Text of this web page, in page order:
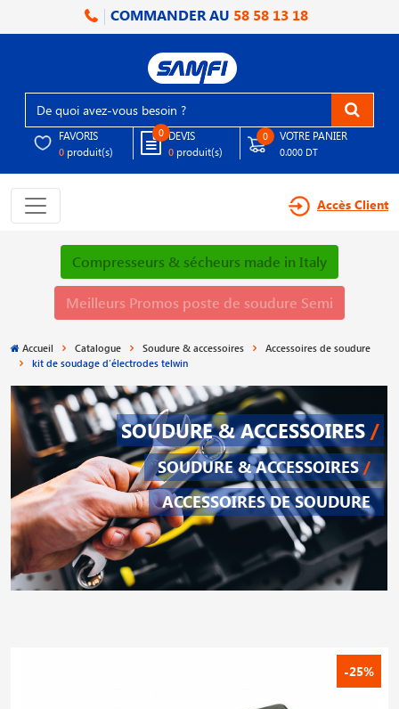
COMMANDER AU 58 58 13 18
FAVORIS
0 produit(s)
0 DEVIS
0 produit(s)
0 VOTRE PANIER
0.000 DT
Accès Client
Compresseurs & sécheurs made in Italy
Meilleurs Promos poste de soudure Semi
Accueil Catalogue Soudure & accessoires
Accessoires de soudure
kit de soudage d′électrodes telwin
SOUDURE & ACCESSOIRES /
SOUDURE & ACCESSOIRES /
ACCESSOIRES DE SOUDURE
-25%